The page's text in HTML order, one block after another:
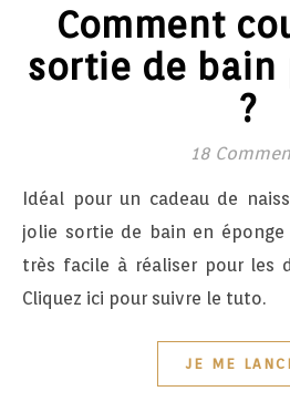
Comment
sortie de bain
?
18
Idéal pour un cadeau de naissance fait main, cette
jolie sortie de bain en
très facile à réaliser pour les
Cliquez ici pour suivre le tuto.
JE ME